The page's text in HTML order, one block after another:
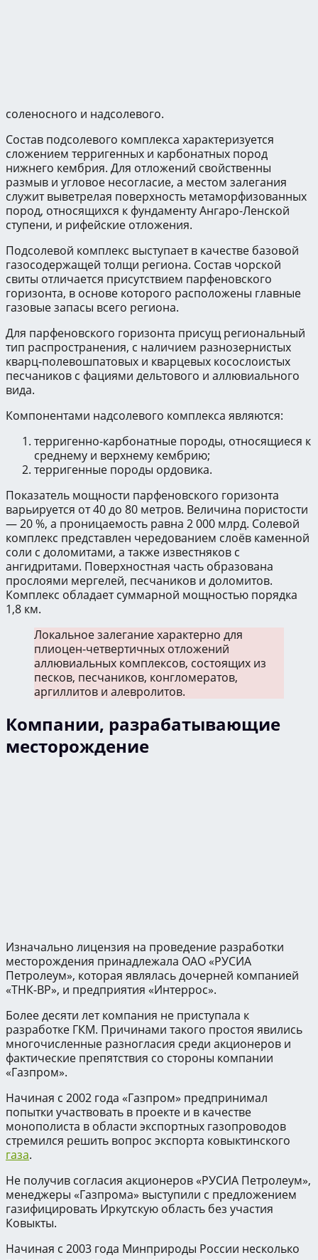
соленосного и надсолевого.
Состав подсолевого комплекса характеризуется
сложением терригенных и карбонатных пород
нижнего кембрия. Для отложений свойственны
размыв и угловое несогласие, а местом залегания
служит выветрелая поверхность метаморфизованных
пород, относящихся к фундаменту Ангаро-Ленской
ступени, и рифейские отложения.
Подсолевой комплекс выступает в качестве базовой
газосодержащей толщи региона. Состав чорской
свиты отличается присутствием парфеновского
горизонта, в основе которого расположены главные
газовые запасы всего региона.
Для парфеновского горизонта присущ региональный
тип распространения, с наличием разнозернистых
кварц-полевошпатовых и кварцевых косослоистых
песчаников с фациями дельтового и аллювиального
вида.
Компонентами надсолевого комплекса являются:
терригенно-карбонатные породы, относящиеся к
среднему и верхнему кембрию;
терригенные породы ордовика.
Показатель мощности парфеновского горизонта
варьируется от 40 до 80 метров. Величина пористости
— 20 %, а проницаемость равна 2 000 млрд. Солевой
комплекс представлен чередованием слоёв каменной
соли с доломитами, а также известняков с
ангидритами. Поверхностная часть образована
прослоями мергелей, песчаников и доломитов.
Комплекс обладает суммарной мощностью порядка
1,8 км.
Локальное залегание характерно для
плиоцен-четвертичных отложений
аллювиальных комплексов, состоящих из
песков, песчаников, конгломератов,
аргиллитов и алевролитов.
Компании, разрабатывающие
месторождение
Изначально лицензия на проведение разработки
месторождения принадлежала ОАО «РУСИА
Петролеум», которая являлась дочерней компанией
«ТНК-BP», и предприятия «Интеррос».
Более десяти лет компания не приступала к
разработке ГКМ. Причинами такого простоя явились
многочисленные разногласия среди акционеров и
фактические препятствия со стороны компании
«Газпром».
Начиная с 2002 года «Газпром» предпринимал
попытки участвовать в проекте и в качестве
монополиста в области экспортных газопроводов
стремился решить вопрос экспорта ковыктинского
газа.
Не получив согласия акционеров «РУСИА Петролеум»,
менеджеры «Газпрома» выступили с предложением
газифицировать Иркутскую область без участия
Ковыкты.
Начиная с 2003 года Минприроды России несколько